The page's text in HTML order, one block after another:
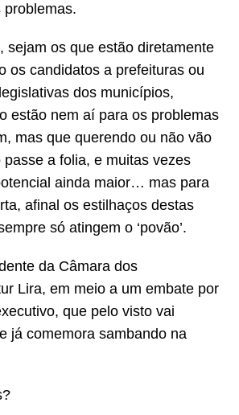
problemas.
sejam os que estão diretamente
os candidatos a prefeituras ou
dos municípios,
estão nem aí para os problemas
mas que querendo ou não vão
a folia, e muitas vezes
ainda maior… mas para
afinal os estilhaços destas
só atingem o ‘povão’.
da Câmara dos
Lira, em meio a um embate por
que pelo visto vai
já comemora sambando na